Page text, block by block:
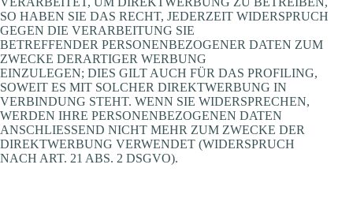
SO HABEN SIE DAS RECHT, JEDERZEIT WIDERSPRUCH
GEGEN DIE VERARBEITUNG SIE
BETREFFENDER PERSONENBEZOGENER DATEN ZUM
ZWECKE DERARTIGER WERBUNG
EINZULEGEN; DIES GILT AUCH FÜR DAS PROFILING,
SOWEIT ES MIT SOLCHER DIREKTWERBUNG IN
VERBINDUNG STEHT. WENN SIE WIDERSPRECHEN,
WERDEN IHRE PERSONENBEZOGENEN DATEN
ANSCHLIESSEND NICHT MEHR ZUM ZWECKE DER
DIREKTWERBUNG VERWENDET (WIDERSPRUCH
NACH ART. 21 ABS. 2 DSGVO).